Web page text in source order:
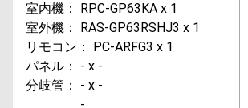
室内機： RPC-GP63KA x 1
室外機： RAS-GP63RSHJ3 x 1
リモコン： PC-ARFG3 x 1
パネル： - x -
分岐管： - x -
-